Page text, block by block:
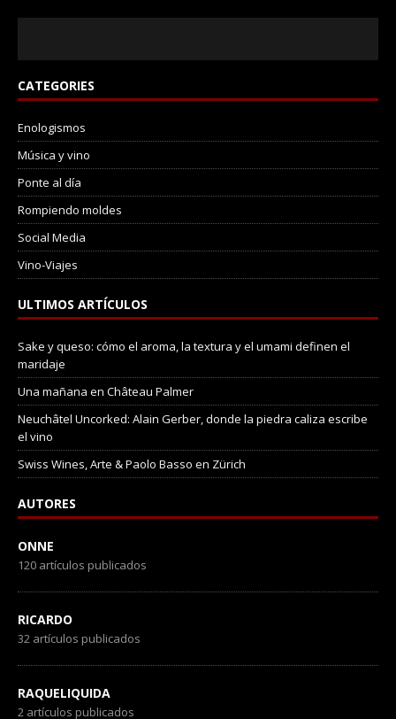
CATEGORIES
Enologismos
Música y vino
Ponte al día
Rompiendo moldes
Social Media
Vino-Viajes
ULTIMOS ARTÍCULOS
Sake y queso: cómo el aroma, la textura y el umami definen el
maridaje
Una mañana en Château Palmer
Neuchâtel Uncorked: Alain Gerber, donde la piedra caliza escribe
el vino
Swiss Wines, Arte & Paolo Basso en Zürich
AUTORES
ONNE
120 artículos publicados
RICARDO
32 artículos publicados
RAQUELIQUIDA
2 artículos publicados